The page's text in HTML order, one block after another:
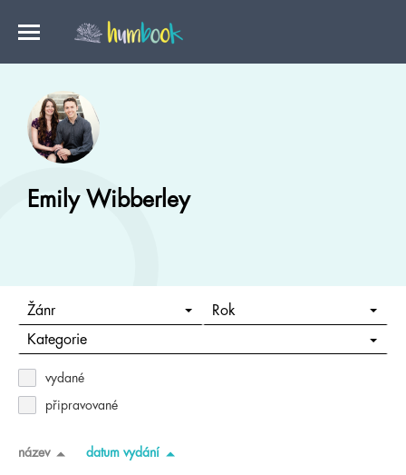
Emily Wibberley
Žánr Rok
Kategorie
vydané
připravované
název datum vydání